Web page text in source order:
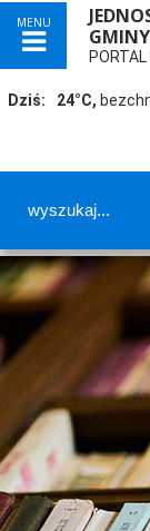
MENU
Dziś: 24°C,
Panel